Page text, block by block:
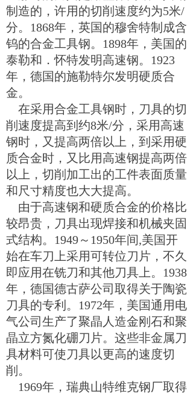
制造的，许用的切削速度约为5米/
分。 1868年，英国的穆舍特制成含
钨的合金工具钢。 1898年，美国的
泰勒和．怀特发明高速钢。 1923
年，德国的施勒特尔发明硬质合
金。
在采用合金工具钢时，刀具的切
削速度提高到约8米/分，采用高速
钢时，又提高两倍以上，到采用硬
质合金时，又比用高速钢提高两倍
以上，切削加工出的工件表面质量
和尺寸精度也大大提高。
由于高速钢和硬质合金的价格比
较昂贵，刀具出现焊接和机械夹固
式结构。 1949～ 1950年间,美国开
始在车刀上采用可转位刀片，不久
即应用在铣刀和其他刀具上。 1938
年，德国德古萨公司取得关于陶瓷
刀具的专利。 1972年，美国通用电
气公司生产了聚晶人造金刚石和聚
晶立方氮化硼刀片。这些非金属刀
具材料可使刀具以更高的速度切
削。
1969年，瑞典山特维克钢厂取得